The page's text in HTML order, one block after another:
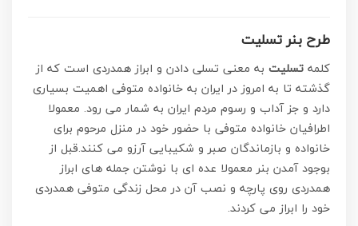
طرح بنر تسلیت
کلمه تسلیت به معنی تسلی دادن و ابراز همدردی است که از
گذشته تا به امروز در ایران به خانواده متوفی اهمیت بسیاری
دارد و جز آداب و رسوم مردم ایران به شمار می رود. معمولا
اطرافیان خانواده متوفی با حضور خود در منزل مرحوم برای
خانواده و بازماندگان صبر و شکیبایی آرزو می کنند.قبل از
بوجود آمدن بنر معمولا عده ای با نوشتن جمله های ابراز
همدردی روی پارچه و نصب آن در محل زندگی متوفی همدردی
خود را ابراز می کردند.